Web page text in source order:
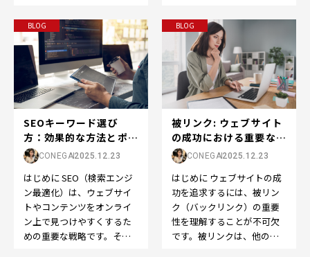
は「SEO順位」の重要性
と…
BLOG
SEOキーワード選び
方：効果的な方法とポイ
ントCONEGA2025.12.23
はじめに SEO（検索エンジ
ン最適化）は、ウェブサイ
トやコンテンツをオンライ
ン上で見つけやすくするた
めの重要な戦略です。その
BLOG
被リンク: ウェブサイト
の成功における重要な役
割 CONEGA2025.12.23
はじめに ウェブサイトの成
功を追求するには、被リン
ク（バックリンク）の重要
性を理解することが不可欠
です。被リンクは、他のウ